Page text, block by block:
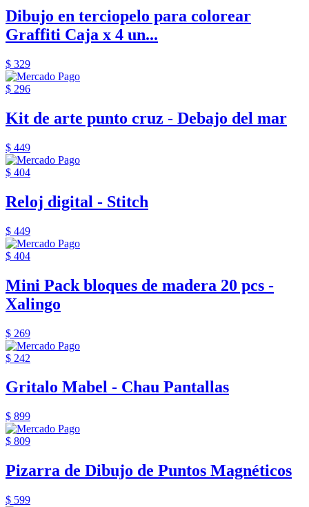
Dibujo en terciopelo para colorear
Graffiti Caja x 4 un...
$ 329
$ 296
Kit de arte punto cruz - Debajo del mar
$ 449
$ 404
Reloj digital - Stitch
$ 449
$ 404
Mini Pack bloques de madera 20 pcs -
Xalingo
$ 269
$ 242
Gritalo Mabel - Chau Pantallas
$ 899
$ 809
Pizarra de Dibujo de Puntos Magnéticos
$ 599